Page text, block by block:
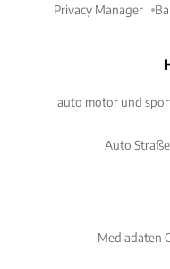
Privacy Manager
auto motor und
Auto
Mediadaten